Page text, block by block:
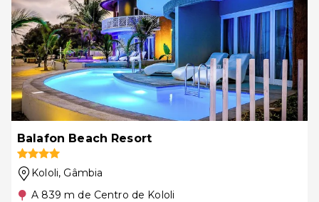
Balafon Beach Resort
Kololi, Gâmbia
A 839 m de Centro de Kololi